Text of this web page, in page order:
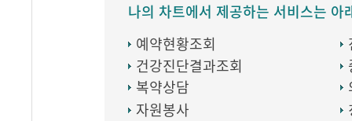
나의 차트에서 제공하는 서비스는 아
예약현황조회
건강진단결과조회
복약상담
자원봉사